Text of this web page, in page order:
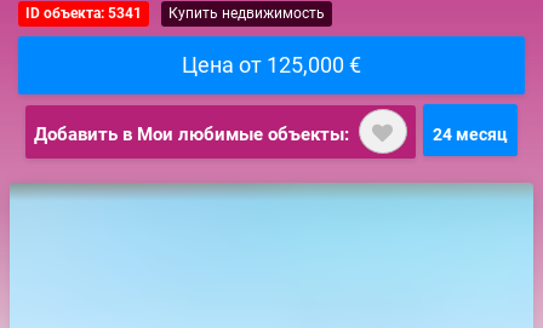
ID объекта: 5341 Купить недвижимость
Цена от 125,000 €
Добавить в Мои любимые объекты: 24 месяц